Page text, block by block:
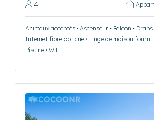
4
Animaux acceptés • Ascenseur • Balcon •
Internet fibre optique • Linge de maison fourni
Piscine • WiFi